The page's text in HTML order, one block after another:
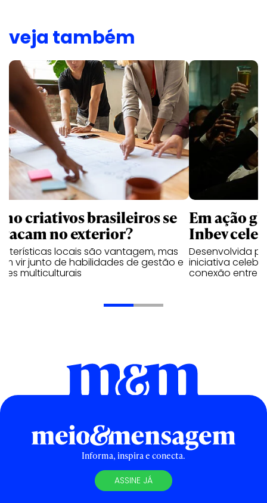
veja também
criativos brasileiros se
no exterior?
locais são vantagem, mas
vir junto de habilidades de gestão e
multiculturais
Em ação
Inbev
Desenvolvida
iniciativa
conexão entre
Informa, inspira e conecta.
ASSINE JÁ